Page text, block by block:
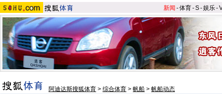
新闻 -体育-S-娱乐-
阿迪达斯搜狐体育 > 综合体育 > 帆船 > 帆船动态